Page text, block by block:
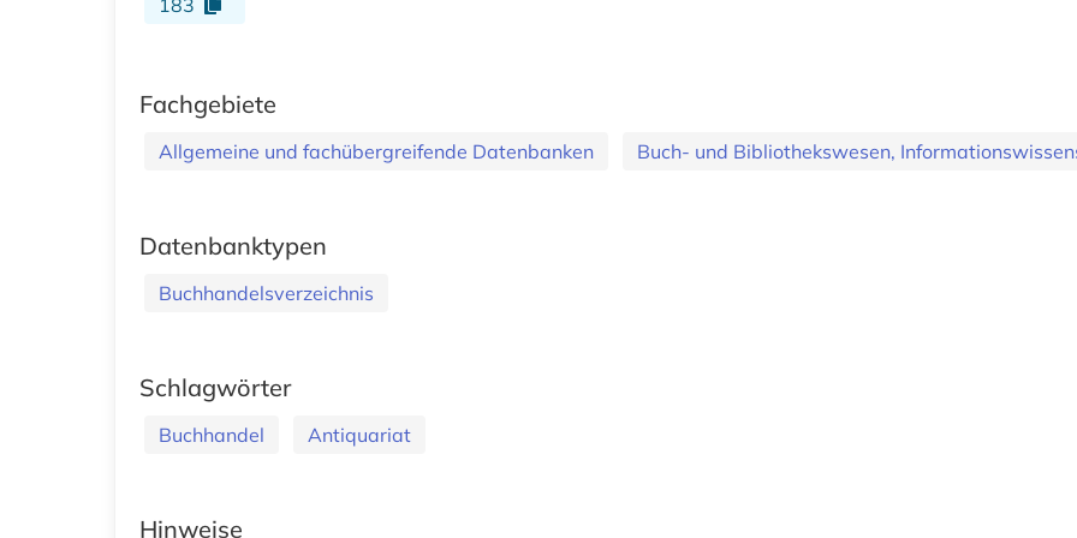
Fachgebiete
Allgemeine und fachübergreifende Datenbanken Buch- und Bibliothekswesen,
Datenbanktypen
Buchhandelsverzeichnis
Schlagwörter
Buchhandel Antiquariat
Hinweise